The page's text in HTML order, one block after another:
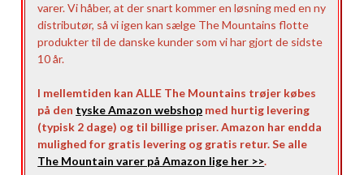
varer. Vi håber, at der snart kommer en løsning med en ny
distributør, så vi igen kan sælge The Mountains flotte
produkter til de danske kunder som vi har gjort de sidste
10 år.
I mellemtiden kan ALLE The Mountains trøjer købes
på den tyske Amazon webshop med hurtig levering
(typisk 2 dage) og til billige priser. Amazon har endda
mulighed for gratis levering og gratis retur. Se alle
The Mountain varer på Amazon lige her >>.